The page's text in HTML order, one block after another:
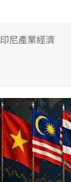
印尼產業經濟